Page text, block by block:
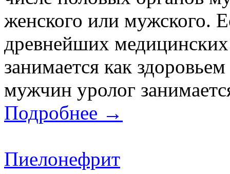
женского или мужского.
древнейших
занимается как
мужчин уролог
Подробнее →
Пиелонефрит